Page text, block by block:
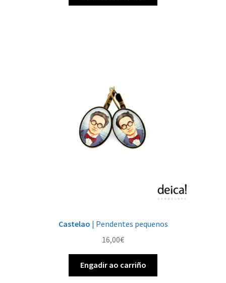
Castelao | Pendentes pequenos
16,00€
Engadir ao carriño